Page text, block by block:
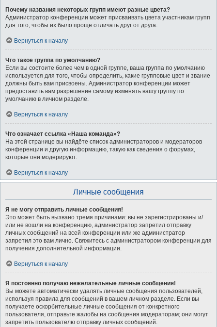
Почему названия некоторых групп имеют разные цвета?
Администратор конференции может присваивать цвета участникам групп
для того, чтобы их было проще отличать друг от друга.
Вернуться к началу
Что такое группа по умолчанию?
Если вы состоите более чем в одной группе, ваша группа по умолчанию
используется для того, чтобы определить, какие групповые цвет и звание
должны быть вам присвоены. Администратор конференции может
предоставить вам разрешение самому изменять вашу группу по
умолчанию в личном разделе.
Вернуться к началу
Что означает ссылка «Наша команда»?
На этой странице вы найдёте список администраторов и модераторов
конференции и другую информацию, такую как сведения о форумах,
которые они модерируют.
Вернуться к началу
Личные сообщения
Я не могу отправить личные сообщения!
Это может быть вызвано тремя причинами: вы не зарегистрированы и/
или не вошли на конференцию, администратор запретил отправку
личных сообщений на всей конференции или же администратор
запретил это вам лично. Свяжитесь с администратором конференции для
получения дополнительной информации.
Вернуться к началу
Я постоянно получаю нежелательные личные сообщения!
Вы можете автоматически удалять личные сообщения пользователей,
используя правила для сообщений в вашем личном разделе. Если вы
получаете оскорбительные личные сообщения от конкретного
пользователя, отправьте жалобы на сообщения модераторам; они могут
запретить пользователю отправку личных сообщений.